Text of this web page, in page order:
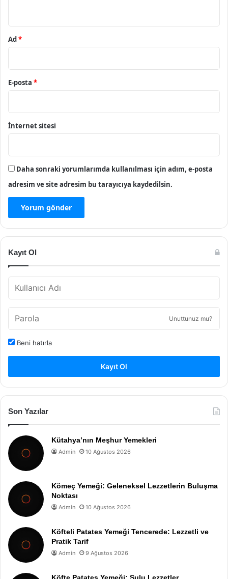
Ad*
E-posta *
İnternet sitesi
Daha sonraki yorumlarımda kullanılması için adım, e-posta
adresim ve site adresim bu tarayıcıya kaydedilsin.
Kayıt Ol
Unuttunuz mu?
Beni hatırla
Kayıt Ol
Son Yazılar
Kütahya’nın Meşhur Yemekleri
Admin 10 Ağustos 2026
Kömeç Yemeği: Geleneksel Lezzetlerin Buluşma
Noktası
Admin 10 Ağustos 2026
Köfteli Patates Yemeği Tencerede: Lezzetli ve
Pratik Tarif
Admin 9 Ağustos 2026